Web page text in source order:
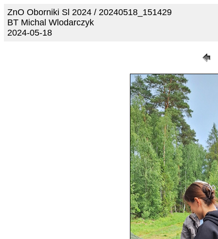
ZnO Oborniki Sl 2024 / 20240518_151429
BT Michal Wlodarczyk
2024-05-18